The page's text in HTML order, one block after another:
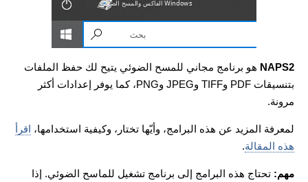
NAPS2 هو برنامج مجاني للمسح الضوئي يتيح لك حفظ الملفات
بتنسيقات PDF وTIFF وJPEG وPNG، كما يوفر إعدادات أكثر
مرونة.
لمعرفة المزيد عن هذه البرامج، وأيّها تختار، وكيفية استخدامها، اقرأ
هذه المقالة.
مهم: تحتاج هذه البرامج إلى برنامج تشغيل للماسح الضوئي. إذا